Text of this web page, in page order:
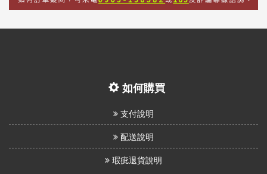
如何購買
支付說明
配送說明
瑕疵退貨說明